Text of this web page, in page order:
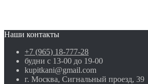
Наши контакты
+7 (965) 18-777-28
будни с 13-00 до 19-00
kupitkani@gmail.com
г. Москва, Сигнальный проезд, 39